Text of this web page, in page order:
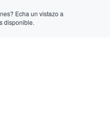
Echa un vistazo a
disponible.